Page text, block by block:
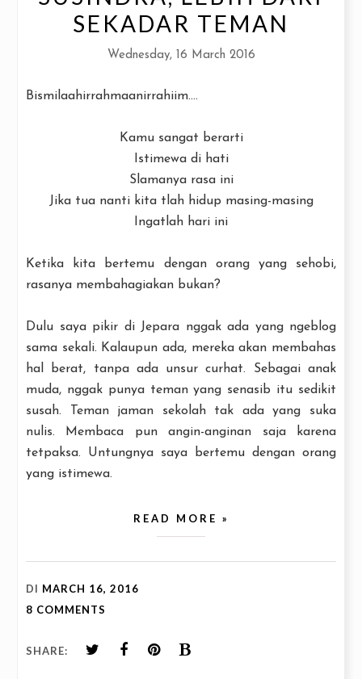
SEKADAR TEMAN
Wednesday, 16 March 2016
Bismilaahirrahmaanirrahiim....
Kamu sangat berarti
Istimewa di hati
Slamanya rasa ini
Jika tua nanti kita tlah hidup masing-masing
Ingatlah hari ini
Ketika kita bertemu dengan orang yang sehobi,
rasanya membahagiakan bukan?
Dulu saya pikir di Jepara nggak ada yang ngeblog
sama sekali. Kalaupun ada, mereka akan membahas
hal berat, tanpa ada unsur curhat. Sebagai anak
muda, nggak punya teman yang senasib itu sedikit
susah. Teman jaman sekolah tak ada yang suka
nulis. Membaca pun angin-anginan saja karena
tetpaksa. Untungnya saya bertemu dengan orang
yang istimewa.
READ MORE »
DI MARCH 16, 2016
8 COMMENTS
SHARE: